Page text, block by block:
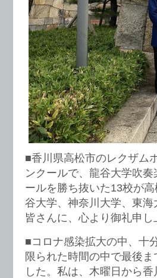
■香川県高松市のレクザム
ンクールで、龍谷大学吹
ールを勝ち抜いた13校が
谷大学、神奈川大学、東
皆さんに、心より御礼申し
■コロナ感染拡大の中、十
限られた時間の中で最後
した。私は、木曜日から